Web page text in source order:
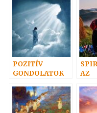
POZITÍV
GONDOLATOK
AZ